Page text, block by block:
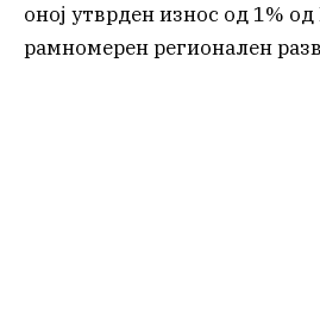
оној утврден износ од 1%
рамномерен регионален